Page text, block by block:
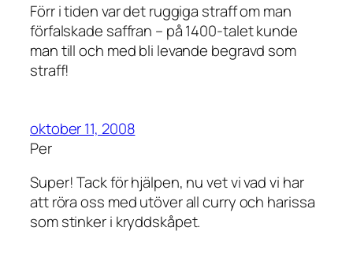
Förr i tiden var det ruggiga straff om man
förfalskade saffran – på 1400-talet kunde
man till och med bli levande begravd som
straff!
oktober 11, 2008
Per
Super! Tack för hjälpen, nu vet vi vad vi har
att röra oss med utöver all curry och harissa
som stinker i kryddskåpet.